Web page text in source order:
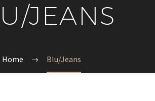
JEANS
Home Blu/Jeans